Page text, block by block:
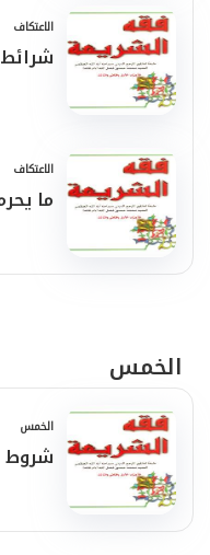
الاعتكاف
الاعتكاف
ما
الخمس
الخمس